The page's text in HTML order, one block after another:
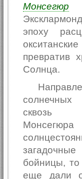
Монсегюр
эпоху
превратив
Солнца.
сквозь
бойницы, то
еще дали